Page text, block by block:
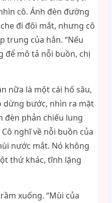
cô. Ánh đèn đường
đi đôi mắt, nhưng cô
trung của hắn. “Nếu
để mô tả nỗi buồn, chị
nữa là một cái hố sâu,
dừng bước, nhìn ra mặt
đèn phản chiếu lung
nghĩ về nỗi buồn của
nước mắt. Nó không
thứ khác, tĩnh lặng
xuống. “Mùi của